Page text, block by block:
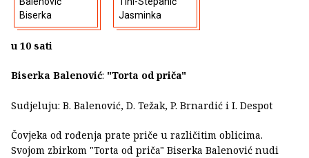
Biserka
Jasminka
u 10 sati
Biserka Balenović: "Torta od priča"
Sudjeluju: B. Balenović, D. Težak, P. Brnardić i I. Despot
Čovjeka od rođenja prate priče u različitim oblicima.
Svojom zbirkom "Torta od priča" Biserka Balenović nudi